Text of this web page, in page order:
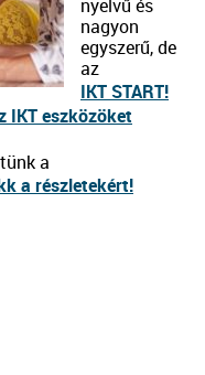
nyelvű és
nagyon
egyszerű, de
az
IKT START!
IKT eszközöket
a
a részletekért!